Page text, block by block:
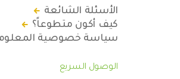
الأسئلة الشائعة
كيف أكون متطوعاً؟
سياسة خصوصية
الوصول السريع